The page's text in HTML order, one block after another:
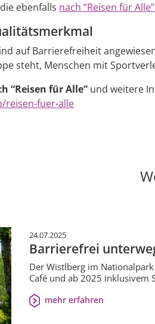
ebenfalls nach “Reisen für
auf Barrierefreiheit
steht, Menschen mit
“Reisen für Alle” und weitere
reisen-fuer-alle
24.07.2025
Barrierefrei
Der Wistlberg im
Café und ab 2025 inklusivem
mehr erfahren